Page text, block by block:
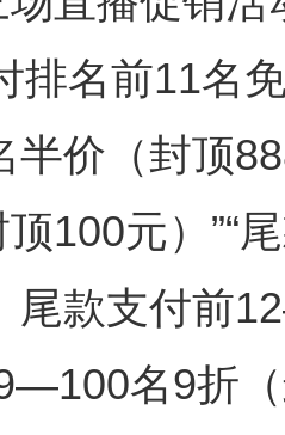
排名前11名
价（封顶
100元）”“
尾款支付前
名9折